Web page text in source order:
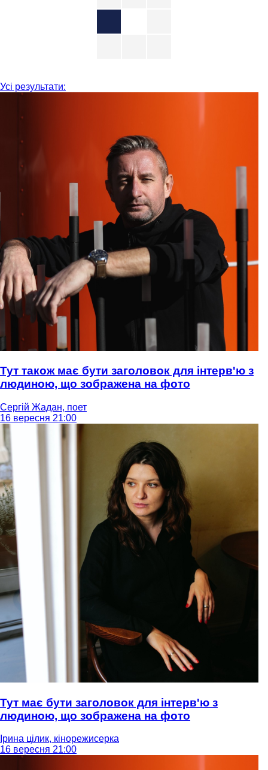
Усі результати:
Тут також має бути заголовок для інтерв'ю з
людиною, що зображена на фото
Сергій Жадан, поет
16 вересня 21:00
Тут має бути заголовок для інтерв'ю з
людиною, що зображена на фото
Ірина цілик, кінорежисерка
16 вересня 21:00